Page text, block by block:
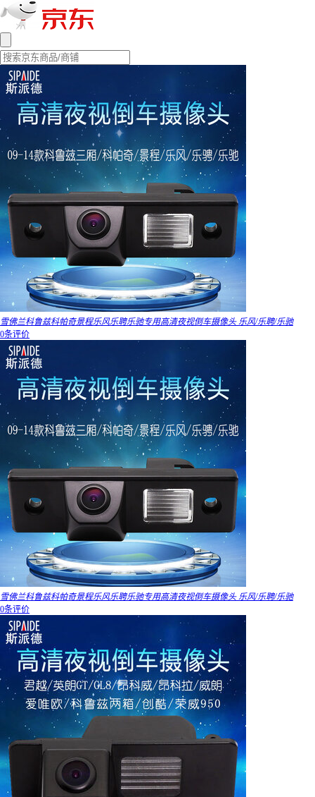
雪佛兰科鲁兹科帕奇景程乐风乐聘乐驰专用高清夜视倒车摄像头 乐风/乐聘/乐驰
0条评价
雪佛兰科鲁兹科帕奇景程乐风乐聘乐驰专用高清夜视倒车摄像头 乐风/乐聘/乐驰
0条评价